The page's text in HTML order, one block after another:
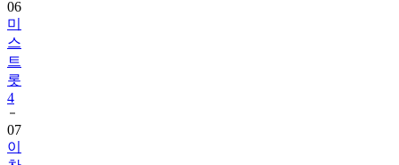
스
트
롯
4
07
이
찬
원